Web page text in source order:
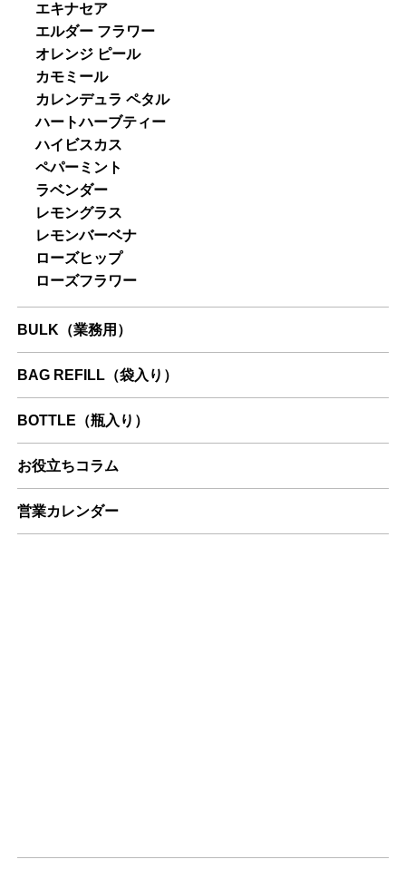
エキナセア
エルダー フラワー
オレンジ ピール
カモミール
カレンデュラ ペタル
ハートハーブティー
ハイビスカス
ペパーミント
ラベンダー
レモングラス
レモンバーベナ
ローズヒップ
ローズフラワー
BULK（業務用）
BAG REFILL（袋入り）
BOTTLE（瓶入り）
お役立ちコラム
営業カレンダー